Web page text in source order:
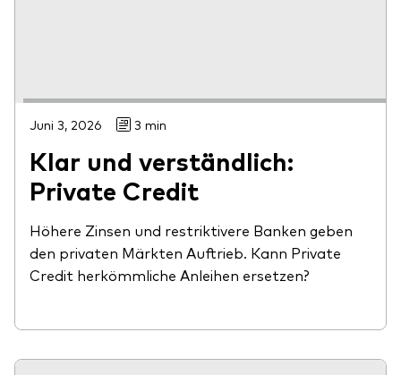
Juni 3, 2026 3 min
Klar und verständlich:
Private Credit
Höhere Zinsen und restriktivere Banken geben
den privaten Märkten Auftrieb. Kann Private
Credit herkömmliche Anleihen ersetzen?